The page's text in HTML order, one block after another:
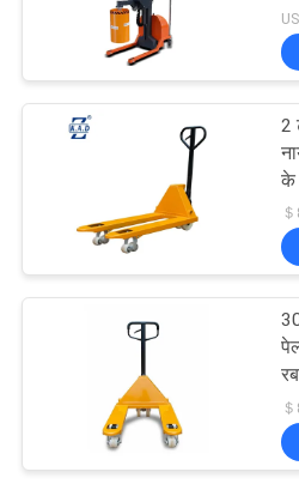
संपर्क
करें
एक
उद्धरण
पैलेट लिफ्ट
मैनुअल पैलेट
2
के